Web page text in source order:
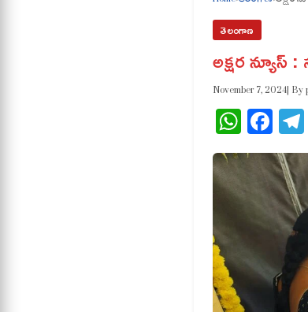
తెలంగాణ
అక్షర న్యూస్
November 7, 2024| By